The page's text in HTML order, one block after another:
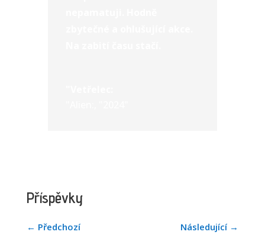
Příspěvky
← Předchozí Následující→